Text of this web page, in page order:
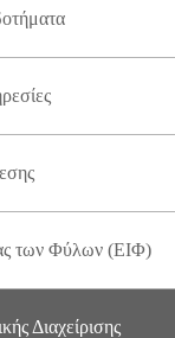
των Φύλων (ΕΙΦ)
Διαχείρισης